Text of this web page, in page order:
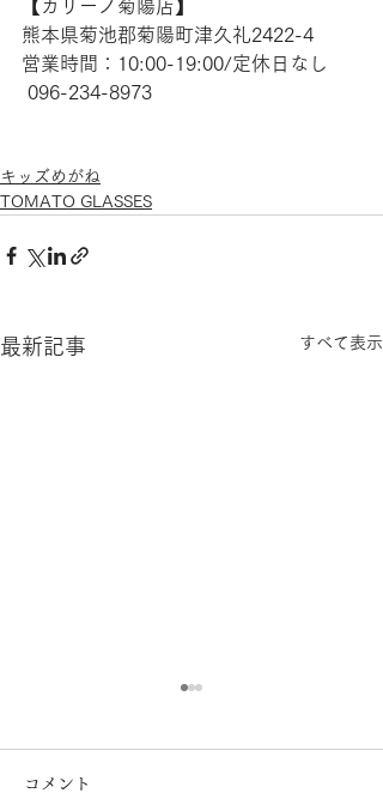
【​カリーノ菊陽店】
熊本県菊池郡菊陽町津久礼2422-4
営業時間：10:00-19:00/定休日なし
096-234-8973
キッズめがね
TOMATO GLASSES
最新記事 すべて表示
コメント